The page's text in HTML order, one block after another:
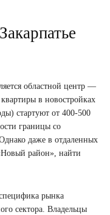
областной центр —
в новостройках
стартуют от 400-500
границы со
даже в отдаленных
район», найти
рынка
сектора. Владельцы